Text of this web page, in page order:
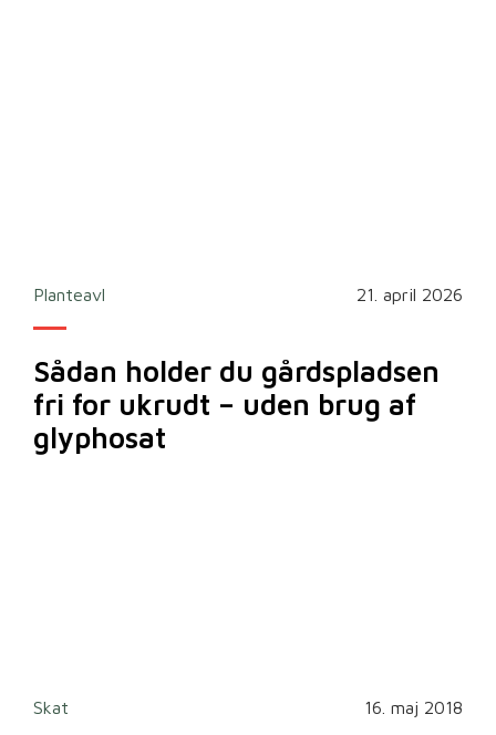
Planteavl 21. april 2026
Sådan holder du gårdspladsen
fri for ukrudt – uden brug af
glyphosat
Skat 16. maj 2018